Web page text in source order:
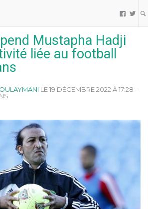
 
Mustapha Hadji
liée au football
LE 19 DÉCEMBRE 2022 À 17:28 -